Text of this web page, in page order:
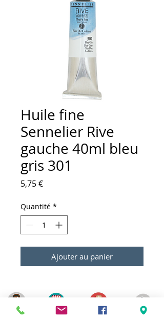
Huile fine
Sennelier Rive
gauche 40ml bleu
gris 301
5,75 €Prix
Quantité *
Ajouter au panier
Service client
Paiement sécurisé
Click & Collect 2H
Livraison gratuite